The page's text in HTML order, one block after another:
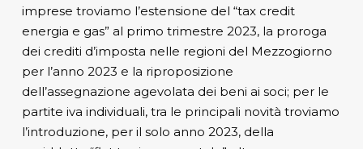
imprese troviamo l’estensione del “tax credit
energia e gas” al primo trimestre 2023, la proroga
dei crediti d’imposta nelle regioni del Mezzogiorno
per l’anno 2023 e la riproposizione
dell’assegnazione agevolata dei beni ai soci; per le
partite iva individuali, tra le principali novità troviamo
l’introduzione, per il solo anno 2023, della